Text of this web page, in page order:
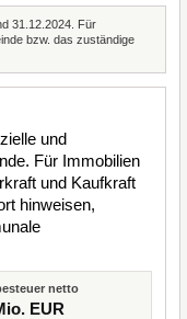
31.12.2024. Für
bzw. das zuständige
und
Für Immobilien
und Kaufkraft
hinweisen,
netto
EUR